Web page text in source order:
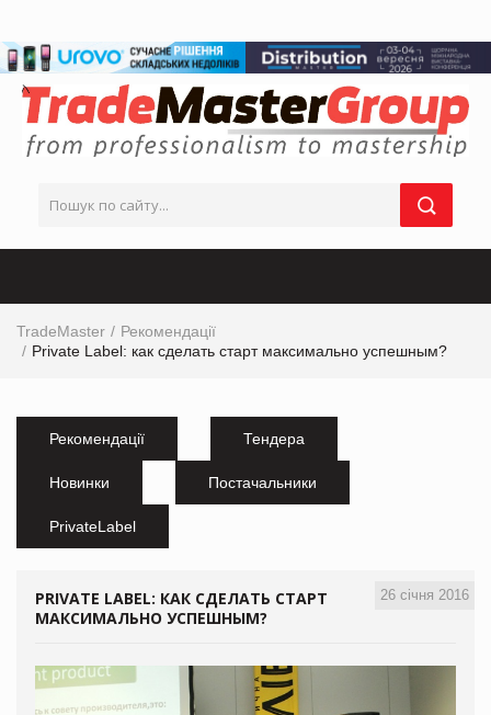
TradeMaster
Рекомендації
Private Label: как сделать старт максимально успешным?
Рекомендації Тендера
Новинки Постачальники
PrivateLabel
26 січня 2016
PRIVATE LABEL: КАК СДЕЛАТЬ СТАРТ
МАКСИМАЛЬНО УСПЕШНЫМ?